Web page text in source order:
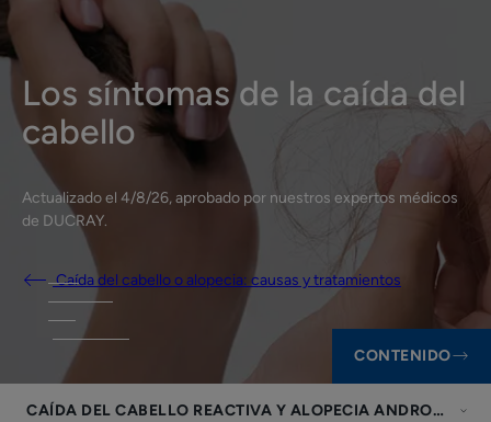
Los síntomas de la caída del
cabello
Actualizado el 4/8/26, aprobado por nuestros expertos médicos
de DUCRAY.
Caída del cabello o alopecia: causas y tratamientos
CONTENIDO
CAÍDA DEL CABELLO REACTIVA Y ALOPECIA